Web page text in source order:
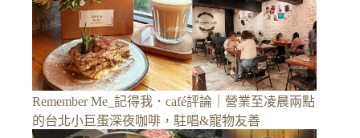
Remember Me_記得我．café評論｜營業至凌晨兩點
的台北小巨蛋深夜咖啡，駐唱&寵物友善